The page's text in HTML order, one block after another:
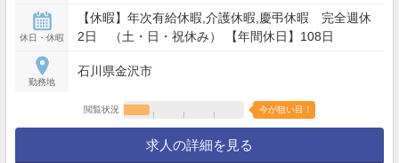
休日・休暇
【休暇】年次有給休暇,介護休暇,慶弔休暇 完全週休
2日 （土・日・祝休み） 【年間休日】108日
勤務地
石川県金沢市
閲覧状況 今が狙い目！
求人の詳細を見る